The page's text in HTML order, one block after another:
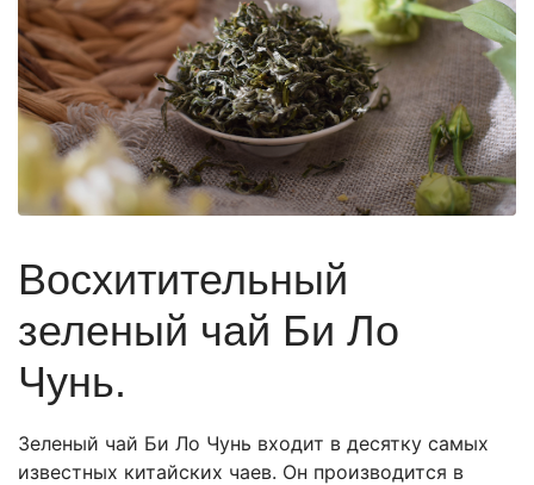
Восхитительный
зеленый чай Би Ло
Чунь.
Зеленый чай Би Ло Чунь входит в десятку самых
известных китайских чаев. Он производится в